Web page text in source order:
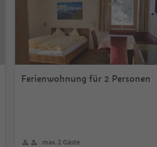
Ferienwohnung für 2 Personen
max. 2 Gäste